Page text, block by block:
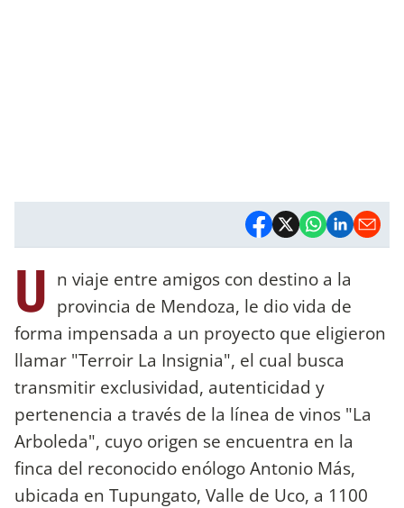
U n viaje entre amigos con destino a la
provincia de Mendoza, le dio vida de
forma impensada a un proyecto que eligieron
llamar "Terroir La Insignia", el cual busca
transmitir exclusividad, autenticidad y
pertenencia a través de la línea de vinos "La
Arboleda", cuyo origen se encuentra en la
finca del reconocido enólogo Antonio Más,
ubicada en Tupungato, Valle de Uco, a 1100